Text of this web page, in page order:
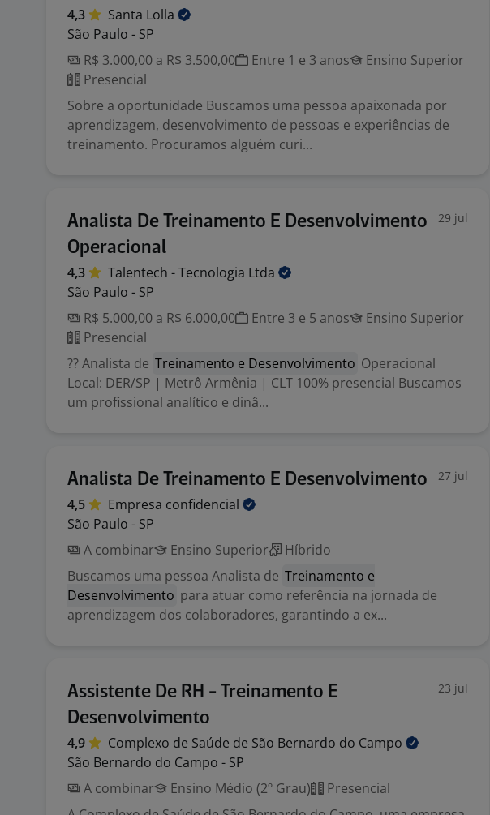
4,3 Santa Lolla
São Paulo - SP
R$ 3.000,00 a R$ 3.500,00
Entre 1 e 3 anos
Ensino Superior
Presencial
Sobre a oportunidade Buscamos uma pessoa apaixonada por
aprendizagem, desenvolvimento de pessoas e experiências de
treinamento. Procuramos alguém curi...
Analista De Treinamento E Desenvolvimento
Operacional
29 jul
4,3 Talentech - Tecnologia Ltda
São Paulo - SP
R$ 5.000,00 a R$ 6.000,00
Entre 3 e 5 anos
Ensino Superior
Presencial
?? Analista de Treinamento e Desenvolvimento Operacional
Local: DER/SP | Metrô Armênia | CLT 100% presencial Buscamos
um profissional analítico e dinâ...
Analista De Treinamento E Desenvolvimento 27 jul
4,5 Empresa confidencial
São Paulo - SP
A combinar
Ensino Superior
Híbrido
Buscamos uma pessoa Analista de Treinamento e
Desenvolvimento para atuar como referência na jornada de
aprendizagem dos colaboradores, garantindo a ex...
Assistente De RH - Treinamento E
Desenvolvimento
23 jul
4,9 Complexo de Saúde de São Bernardo do Campo
São Bernardo do Campo - SP
A combinar
Ensino Médio (2º Grau)
Presencial